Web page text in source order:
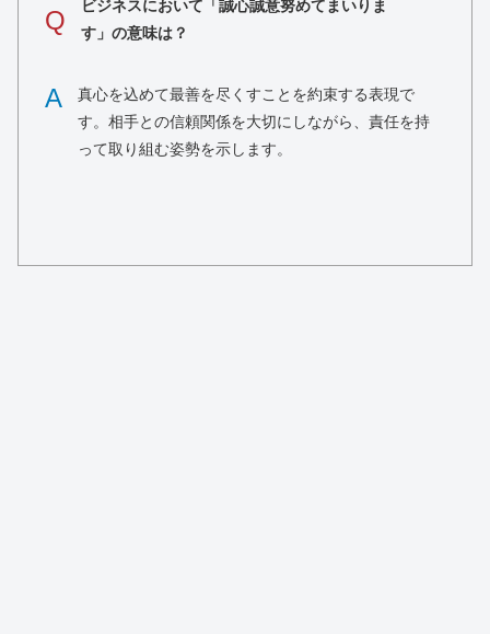
Q
ビジネスにおいて「誠心誠意努めてまいりま
す」の意味は？
A
真心を込めて最善を尽くすことを約束する表現で
す。相手との信頼関係を大切にしながら、責任を持
って取り組む姿勢を示します。